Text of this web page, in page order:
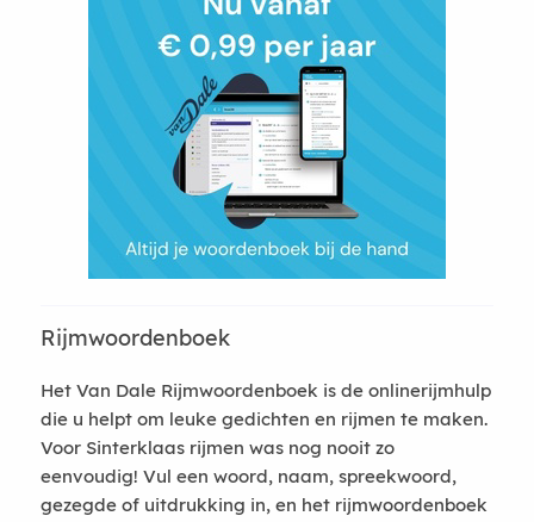
Rijmwoordenboek
Het Van Dale Rijmwoordenboek is de onlinerijmhulp
die u helpt om leuke gedichten en rijmen te maken.
Voor Sinterklaas rijmen was nog nooit zo
eenvoudig! Vul een woord, naam, spreekwoord,
gezegde of uitdrukking in, en het rijmwoordenboek